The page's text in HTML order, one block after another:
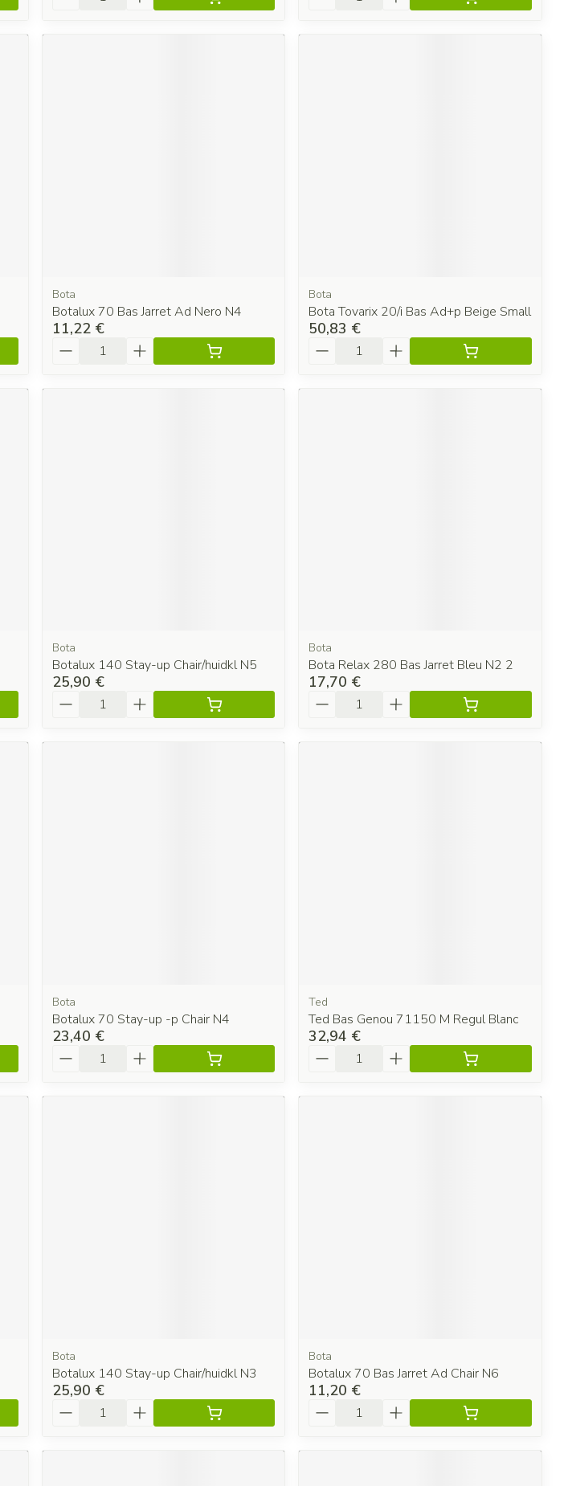
Bota
Botalux 70 Bas Jarret Ad Nero N4
11,22 €
Quantité
Bota
Bota Tovarix 20/i Bas Ad+p Beige Small
50,83 €
Quantité
Bota
Botalux 140 Stay-up Chair/huidkl N5
25,90 €
Quantité
Bota
Bota Relax 280 Bas Jarret Bleu N2 2
17,70 €
Quantité
Bota
Botalux 70 Stay-up -p Chair N4
23,40 €
Quantité
Ted
Ted Bas Genou 71150 M Regul Blanc
32,94 €
Quantité
Bota
Botalux 140 Stay-up Chair/huidkl N3
25,90 €
Quantité
Bota
Botalux 70 Bas Jarret Ad Chair N6
11,20 €
Quantité